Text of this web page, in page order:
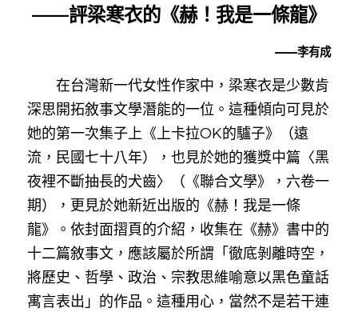
——評梁寒衣的《赫！我是一條龍》
——李有成
在台灣新一代女性作家中，梁寒衣是少數肯
深思開拓敘事文學潛能的一位。這種傾向可見於
她的第一次集子上《上卡拉OK的驢子》（遠
流，民國七十八年），也見於她的獲獎中篇〈黑
夜裡不斷抽長的犬齒〉（《聯合文學》，六卷一
期），更見於她新近出版的《赫！我是一條
龍》。依封面摺頁的介紹，收集在《赫》書中的
十二篇敘事文，應該屬於所謂「徹底剝離時空，
將歷史、哲學、政治、宗教思維喻意以黑色童話
寓言表出」的作品。這種用心，當然不是若干連